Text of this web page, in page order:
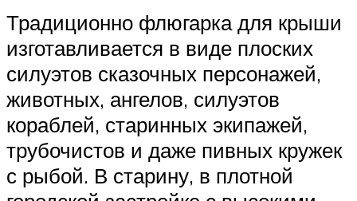
Традиционно флюгарка для крыши
изготавливается в виде плоских
силуэтов сказочных персонажей,
животных, ангелов, силуэтов
кораблей, старинных экипажей,
трубочистов и даже пивных кружек
с рыбой. В старину, в плотной